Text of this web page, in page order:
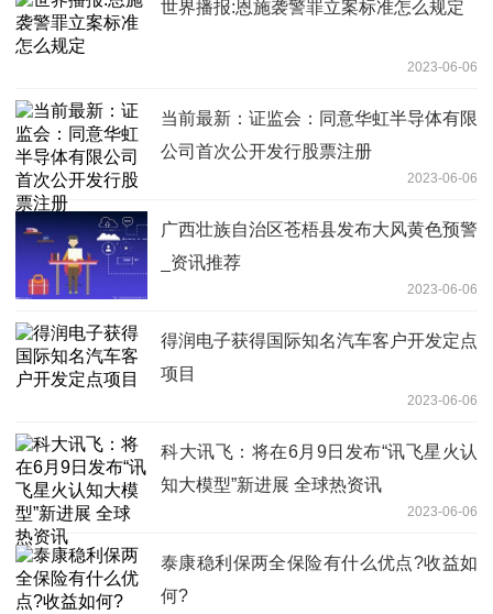
世界播报:恩施袭警罪立案标准怎么规定
2023-06-06
当前最新：证监会：同意华虹半导体有限
公司首次公开发行股票注册
2023-06-06
广西壮族自治区苍梧县发布大风黄色预警
_资讯推荐
2023-06-06
得润电子获得国际知名汽车客户开发定点
项目
2023-06-06
科大讯飞：将在6月9日发布“讯飞星火认
知大模型”新进展 全球热资讯
2023-06-06
泰康稳利保两全保险有什么优点?收益如
何?